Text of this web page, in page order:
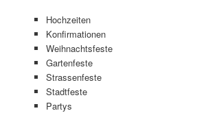
Hochzeiten
Konfirmationen
Weihnachtsfeste
Gartenfeste
Strassenfeste
Stadtfeste
Partys